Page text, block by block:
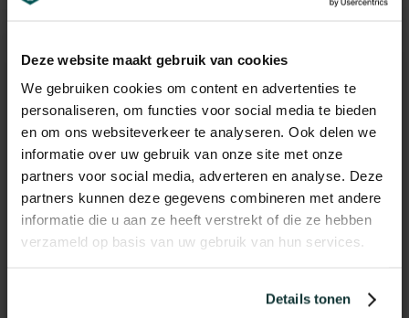
Deze website maakt gebruik van cookies
We gebruiken cookies om content en advertenties te
personaliseren, om functies voor social media te bieden
en om ons websiteverkeer te analyseren. Ook delen we
informatie over uw gebruik van onze site met onze
partners voor social media, adverteren en analyse. Deze
partners kunnen deze gegevens combineren met andere
informatie die u aan ze heeft verstrekt of die ze hebben
verzameld op basis van uw gebruik van hun services.
Details tonen
11,95 incl BTW